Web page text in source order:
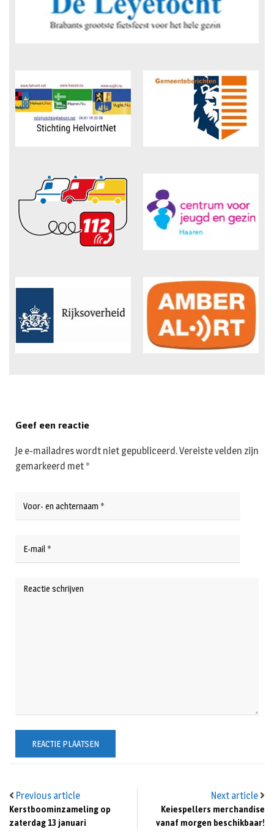
Previous article
Kerstboominzameling op
zaterdag 13 januari
Next article
Keiespellers merchandise
vanaf morgen beschikbaar!
Geef een reactie
Je e-mailadres wordt niet gepubliceerd.Vereiste velden zijn
gemarkeerd met *